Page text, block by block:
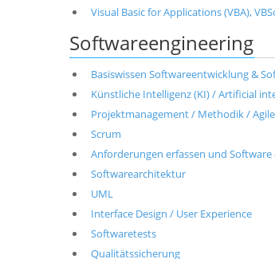
Visual Basic for Applications (VBA),
Softwareengineering
Basiswissen Softwareentwicklung &
Künstliche Intelligenz (KI) / Artificial
Projektmanagement / Methodik /
Scrum
Anforderungen erfassen und
Softwarearchitektur
UML
Interface Design / User Experience
Softwaretests
Qualitätssicherung